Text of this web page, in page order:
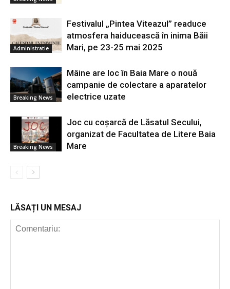
Administratie
Festivalul „Pintea Viteazul” readuce
atmosfera haiducească în inima Băii
Mari, pe 23-25 mai 2025
Breaking News
Mâine are loc în Baia Mare o nouă
campanie de colectare a aparatelor
electrice uzate
Breaking News
Joc cu coșarcă de Lăsatul Secului,
organizat de Facultatea de Litere Baia
Mare
LĂSAȚI UN MESAJ